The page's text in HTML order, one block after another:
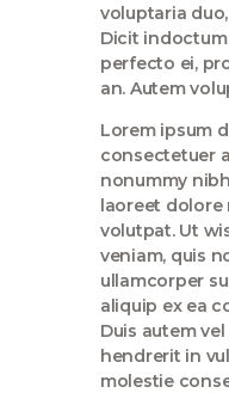
voluptaria
Dicit indoctum
perfecto ei,
an. Autem
Lorem ipsum
consectetuer
nonummy
laoreet dolore
volutpat. Ut
veniam, quis
ullamcorper
aliquip ex ea
Duis autem
hendrerit in
molestie